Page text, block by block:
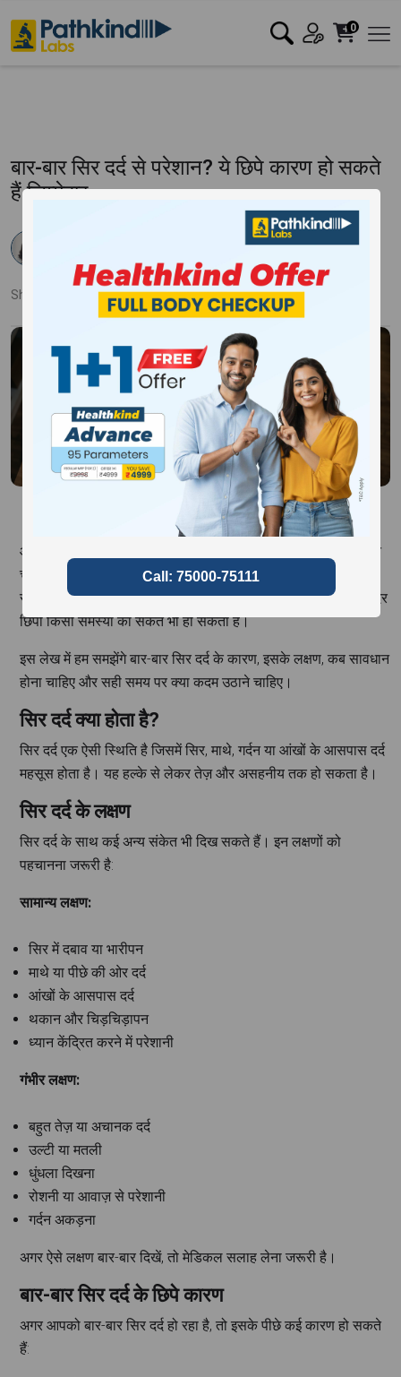
0
बार-बार सिर दर्द से परेशान? ये छिपे कारण हो सकते
हैं जिम्मेदार
24 May 2026
Share: FacebookLinkedInPinterest
आज की तेज़ रफ्तार जिंदगी में सिर दर्द (Headache) एक आम समस्या बन
चुकी है। लेकिन अगर बार-बार सिर दर्द होता है, तो इसे नजरअंदाज करना
सही नहीं है। यह सिर्फ थकान या तनाव का संकेत नहीं, बल्कि शरीर के अंदर
छिपी किसी समस्या का संकेत भी हो सकता है।
इस लेख में हम समझेंगे बार-बार सिर दर्द के कारण, इसके लक्षण, कब सावधान
होना चाहिए और सही समय पर क्या कदम उठाने चाहिए।
सिर दर्द क्या होता है?
सिर दर्द एक ऐसी स्थिति है जिसमें सिर, माथे, गर्दन या आंखों के आसपास दर्द
महसूस होता है। यह हल्के से लेकर तेज़ और असहनीय तक हो सकता है।
सिर दर्द के लक्षण
सिर दर्द के साथ कई अन्य संकेत भी दिख सकते हैं। इन लक्षणों को
पहचानना जरूरी है:
सामान्य लक्षण:
सिर में दबाव या भारीपन
माथे या पीछे की ओर दर्द
आंखों के आसपास दर्द
थकान और चिड़चिड़ापन
ध्यान केंद्रित करने में परेशानी
गंभीर लक्षण:
बहुत तेज़ या अचानक दर्द
उल्टी या मतली
धुंधला दिखना
रोशनी या आवाज़ से परेशानी
गर्दन अकड़ना
अगर ऐसे लक्षण बार-बार दिखें, तो मेडिकल सलाह लेना जरूरी है।
बार-बार सिर दर्द के छिपे कारण
अगर आपको बार-बार सिर दर्द हो रहा है, तो इसके पीछे कई कारण हो सकते
हैं: